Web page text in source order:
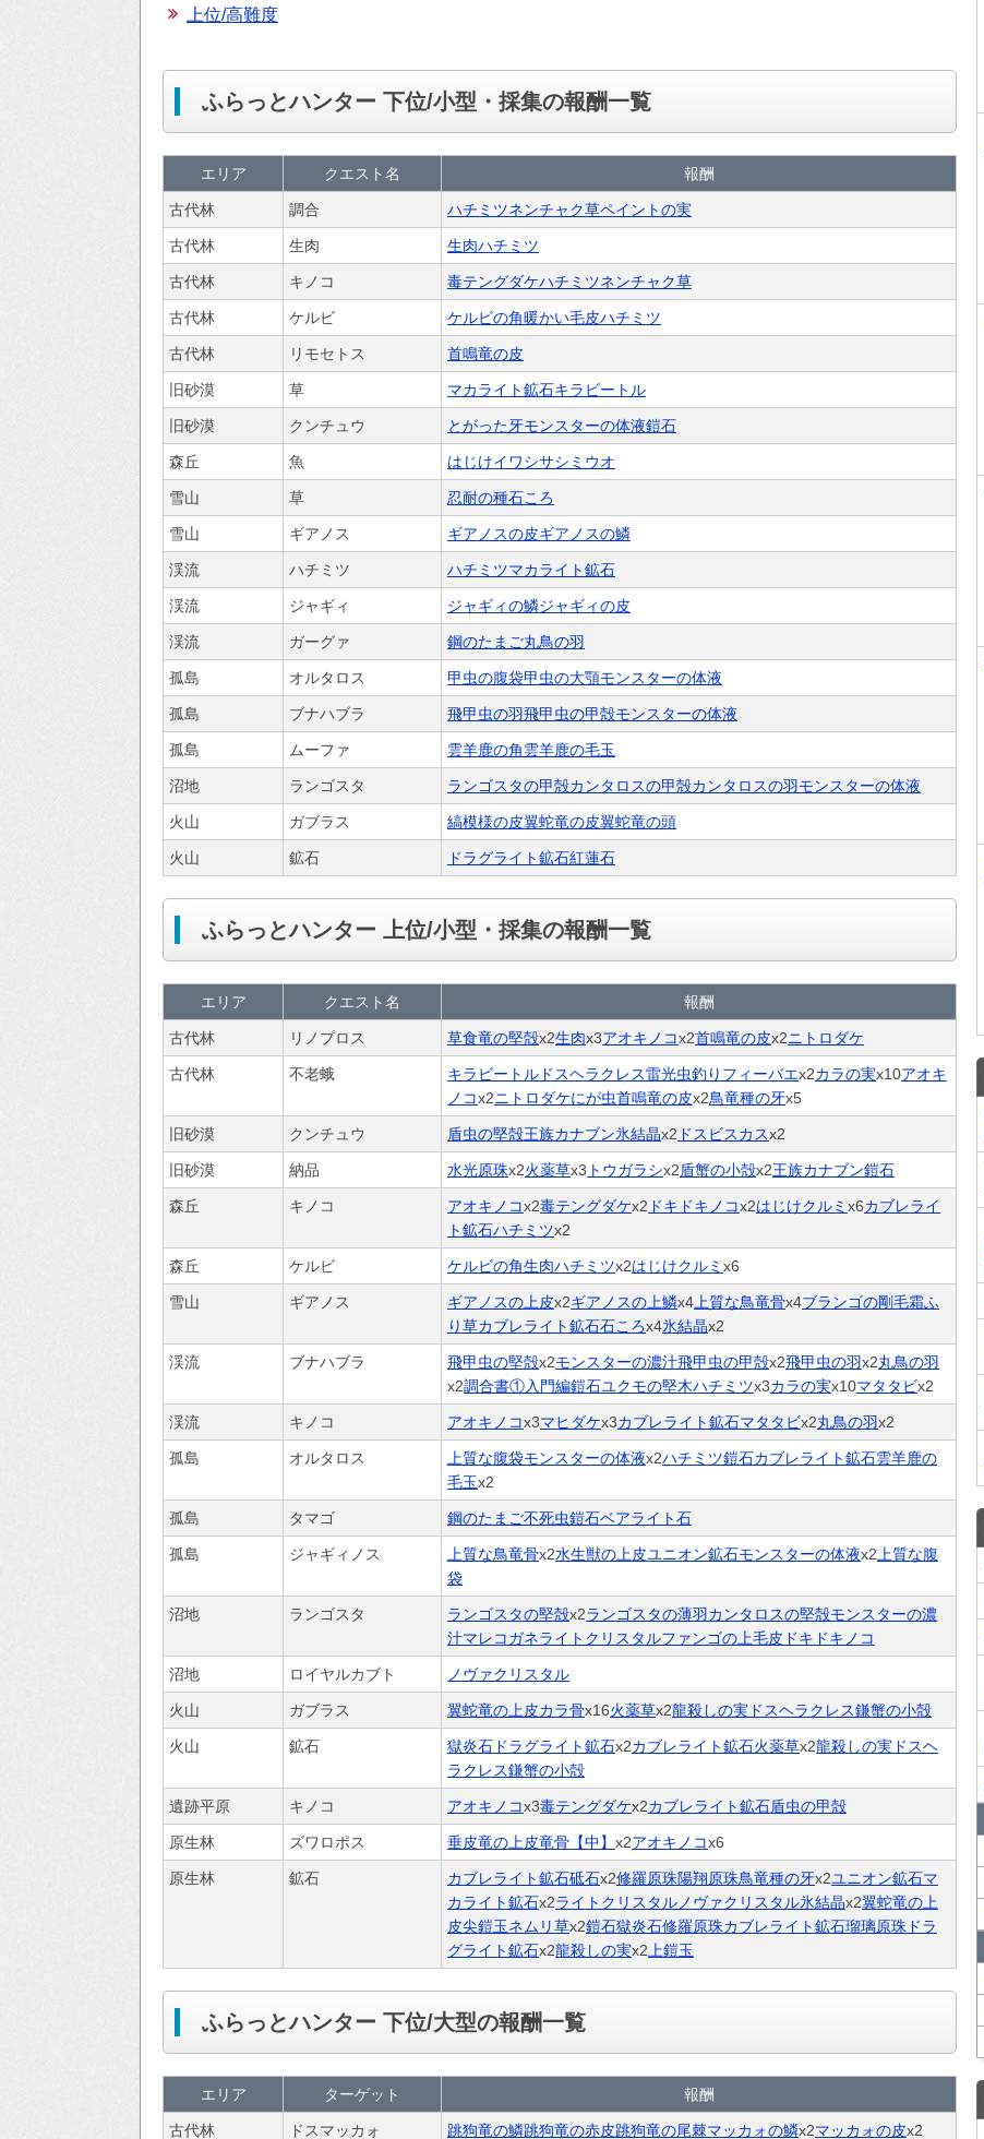
上位/高難度
ふらっとハンター 下位/小型・採集の報酬一覧
エリア クエスト名 報酬
古代林 調合 ハチミツネンチャク草ペイントの実
古代林 生肉 生肉ハチミツ
古代林 キノコ 毒テングダケハチミツネンチャク草
古代林 ケルビ ケルビの角暖かい毛皮ハチミツ
古代林 リモセトス 首鳴竜の皮
旧砂漠 草 マカライト鉱石キラビートル
旧砂漠 クンチュウ とがった牙モンスターの体液鎧石
森丘 魚 はじけイワシサシミウオ
雪山 草 忍耐の種石ころ
雪山 ギアノス ギアノスの皮ギアノスの鱗
渓流 ハチミツ ハチミツマカライト鉱石
渓流 ジャギィ ジャギィの鱗ジャギィの皮
渓流 ガーグァ 鋼のたまご丸鳥の羽
孤島 オルタロス 甲虫の腹袋甲虫の大顎モンスターの体液
孤島 ブナハブラ 飛甲虫の羽飛甲虫の甲殻モンスターの体液
孤島 ムーファ 雲羊鹿の角雲羊鹿の毛玉
沼地 ランゴスタ ランゴスタの甲殻カンタロスの甲殻カンタロスの羽モンスターの体液
火山 ガブラス 縞模様の皮翼蛇竜の皮翼蛇竜の頭
火山 鉱石 ドラグライト鉱石紅蓮石
ふらっとハンター 上位/小型・採集の報酬一覧
エリア クエスト名 報酬
古代林 リノプロス 草食竜の堅殻x2生肉x3アオキノコx2首鳴竜の皮x2ニトロダケ
古代林 不老蛾 キラビートル ドスヘラクレス雷光虫釣りフィーバエx2カラの実x10アオキ
ノコx2ニトロダケにが虫首鳴竜の皮x2鳥竜種の牙x5
旧砂漠 クンチュウ 盾虫の堅殻王族カナブン氷結晶x2 ドスビスカスx2
旧砂漠 納品 水光原珠x2火薬草x3 トウガラシx2盾蟹の小殻x2王族カナブン鎧石
森丘 キノコ アオキノコx2毒テングダケx2 ドキドキノコx2はじけクルミ x6カブレライ
ト鉱石ハチミツx2
森丘 ケルビ ケルビの角生肉ハチミツx2はじけクルミ x6
雪山 ギアノス ギアノスの上皮x2ギアノスの上鱗x4 上質な鳥竜骨x4ブランゴの剛毛霜ふ
り草カブレライト鉱石石ころx4氷結晶x2
渓流 ブナハブラ 飛甲虫の堅殻x2モンスターの濃汁飛甲虫の甲殻x2飛甲虫の羽x2丸鳥の羽
x2調合書①入門編鎧石ユクモの堅木ハチミツx3カラの実x10マタタビx2
渓流 キノコ アオキノコx3マヒダケx3カブレライト鉱石マタタビx2丸鳥の羽x2
孤島 オルタロス 上質な腹袋モンスターの体液x2ハチミツ鎧石カブレライト鉱石雲羊鹿の
毛玉x2
孤島 タマゴ 鋼のたまご不死虫鎧石ベアライト石
孤島 ジャギィノス 上質な鳥竜骨x2水生獣の上皮ユニオン鉱石モンスターの体液x2 上質な腹
袋
沼地 ランゴスタ ランゴスタの堅殻x2ランゴスタの薄羽カンタロスの堅殻モンスターの濃
汁マレコガネライトクリスタルファンゴの上毛皮 ドキドキノコ
沼地 ロイヤルカブト ノヴァクリスタル
火山 ガブラス 翼蛇竜の上皮カラ骨x16火薬草x2龍殺しの実 ドスヘラクレス鎌蟹の小殻
火山 鉱石 獄炎石 ドラグライト鉱石x2カブレライト鉱石火薬草x2龍殺しの実 ドスヘ
ラクレス鎌蟹の小殻
遺跡平原 キノコ アオキノコx3毒テングダケx2カブレライト鉱石盾虫の甲殻
原生林 ズワロポス 垂皮竜の上皮竜骨【中】 x2アオキノコx6
原生林 鉱石 カブレライト鉱石砥石x2修羅原珠陽翔原珠鳥竜種の牙x2ユニオン鉱石マ
カライト鉱石x2ライトクリスタル ノヴァクリスタル氷結晶x2翼蛇竜の上
皮尖鎧玉ネムリ草x2鎧石獄炎石修羅原珠カブレライト鉱石瑠璃原珠 ドラ
グライト鉱石x2龍殺しの実x2 上鎧玉
ふらっとハンター 下位/大型の報酬一覧
エリア ターゲット 報酬
古代林 ドスマッカォ 跳狗竜の鱗跳狗竜の赤皮跳狗竜の尾棘マッカォの鱗x2マッカォの皮x2